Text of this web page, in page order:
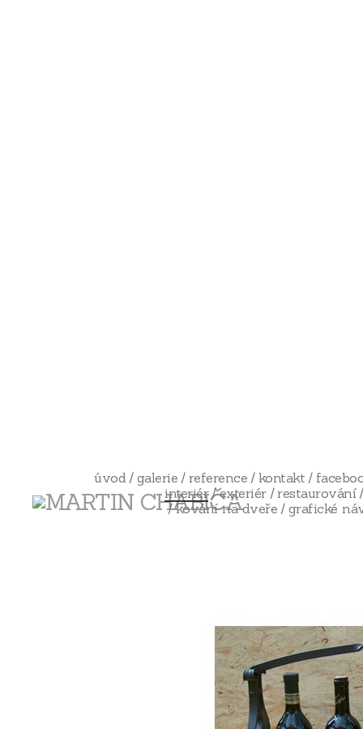
úvod
galerie
interiér
exteriér
restaurování
kování na dveře
grafické
reference kontakt